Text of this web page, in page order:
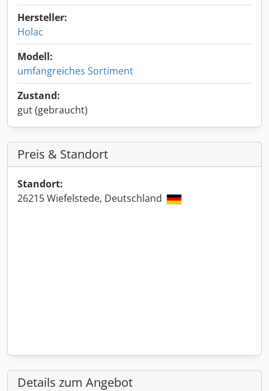
Hersteller:
Holac
Modell:
umfangreiches Sortiment
Zustand:
gut (gebraucht)
Preis & Standort
Standort:
26215 Wiefelstede, Deutschland
Details zum Angebot